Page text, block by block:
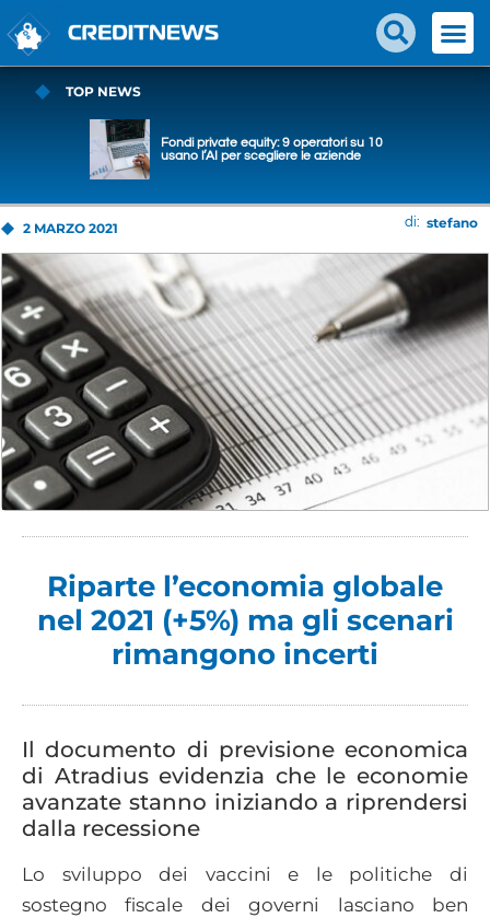
TOP NEWS
Fondi private equity: 9 operatori su 10
usano l’AI per scegliere le aziende
2 MARZO 2021 di: stefano
Riparte l’economia globale
nel 2021 (+5%) ma gli scenari
rimangono incerti
Il documento di previsione economica
di Atradius evidenzia che le economie
avanzate stanno iniziando a riprendersi
dalla recessione
Lo sviluppo dei vaccini e le politiche di
sostegno fiscale dei governi lasciano ben